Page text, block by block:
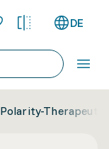
DE
Polarity-